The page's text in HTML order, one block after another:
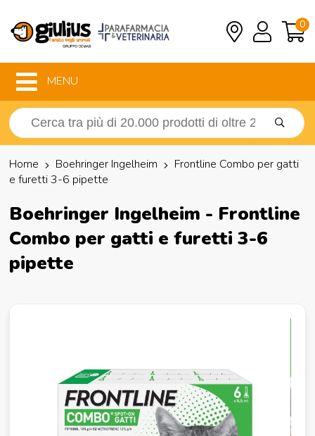
0
MENU
Home Boehringer Ingelheim
Frontline Combo per gatti
e furetti 3-6 pipette
Boehringer Ingelheim - Frontline
Combo per gatti e furetti 3-6
pipette